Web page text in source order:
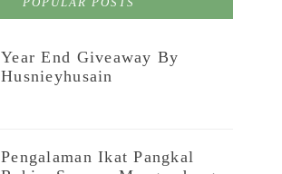
Year End Giveaway By
Husnieyhusain
Pengalaman Ikat Pangkal